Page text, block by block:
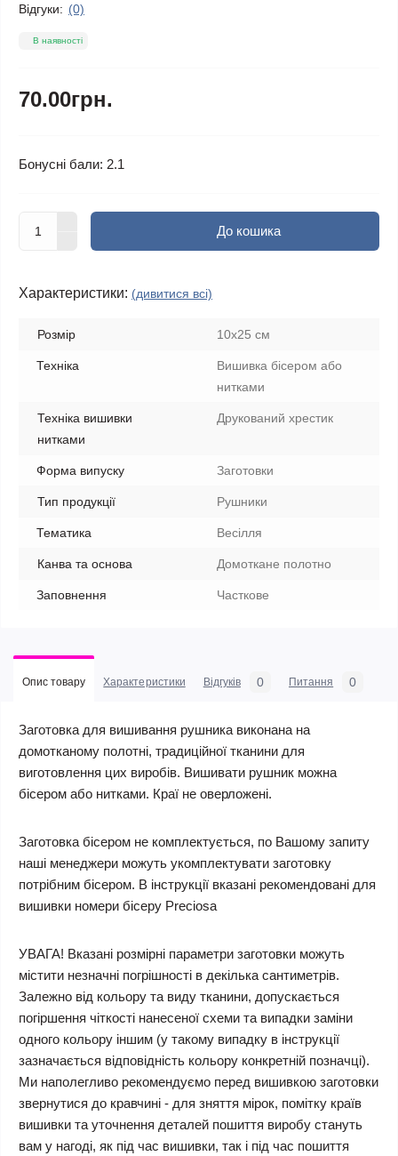
Відгуки: (0)
В наявності
70.00грн.
Бонусні бали: 2.1
До кошика
Характеристики: (дивитися всі)
Розмір 10х25 см
Техніка
Вишивка бісером або
нитками
Техніка вишивки
нитками
Друкований хрестик
Форма випуску Заготовки
Тип продукції Рушники
Тематика Весілля
Канва та основа Домоткане полотно
Заповнення Часткове
Опис товару Характеристики Відгуків 0 Питання 0
Заготовка для вишивання рушника виконана на
домотканому полотні, традиційної тканини для
виготовлення цих виробів. Вишивати рушник можна
бісером або нитками. Краї не оверложені.
Заготовка бісером не комплектується, по Вашому запиту
наші менеджери можуть укомплектувати заготовку
потрібним бісером. В інструкції вказані рекомендовані для
вишивки номери бісеру Preciosa
УВАГА! Вказані розмірні параметри заготовки можуть
містити незначні погрішності в декілька сантиметрів.
Залежно від кольору та виду тканини, допускається
погіршення чіткості нанесеної схеми та випадки заміни
одного кольору іншим (у такому випадку в інструкції
зазначається відповідність кольору конкретній позначці).
Ми наполегливо рекомендуємо перед вишивкою заготовки
звернутися до кравчині - для зняття мірок, помітку країв
вишивки та уточнення деталей пошиття виробу стануть
вам у нагоді, як під час вишивки, так і під час пошиття